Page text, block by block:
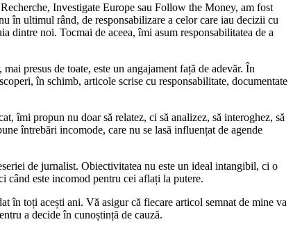
Investigate Europe sau Follow the Money, am fost
în ultimul rând, de responsabilizare a celor care iau decizii cu
dintre noi. Tocmai de aceea, îmi asum responsabilitatea de a
presus de toate, este un angajament față de adevăr. În
în schimb, articole scrise cu responsabilitate, documentate
îmi propun nu doar să relatez, ci să analizez, să interoghez, să
întrebări incomode, care nu se lasă influențat de agende
de jurnalist. Obiectivitatea nu este un ideal intangibil, ci o
când este incomod pentru cei aflați la putere.
în toți acești ani. Vă asigur că fiecare articol semnat de mine va
a decide în cunoștință de cauză.